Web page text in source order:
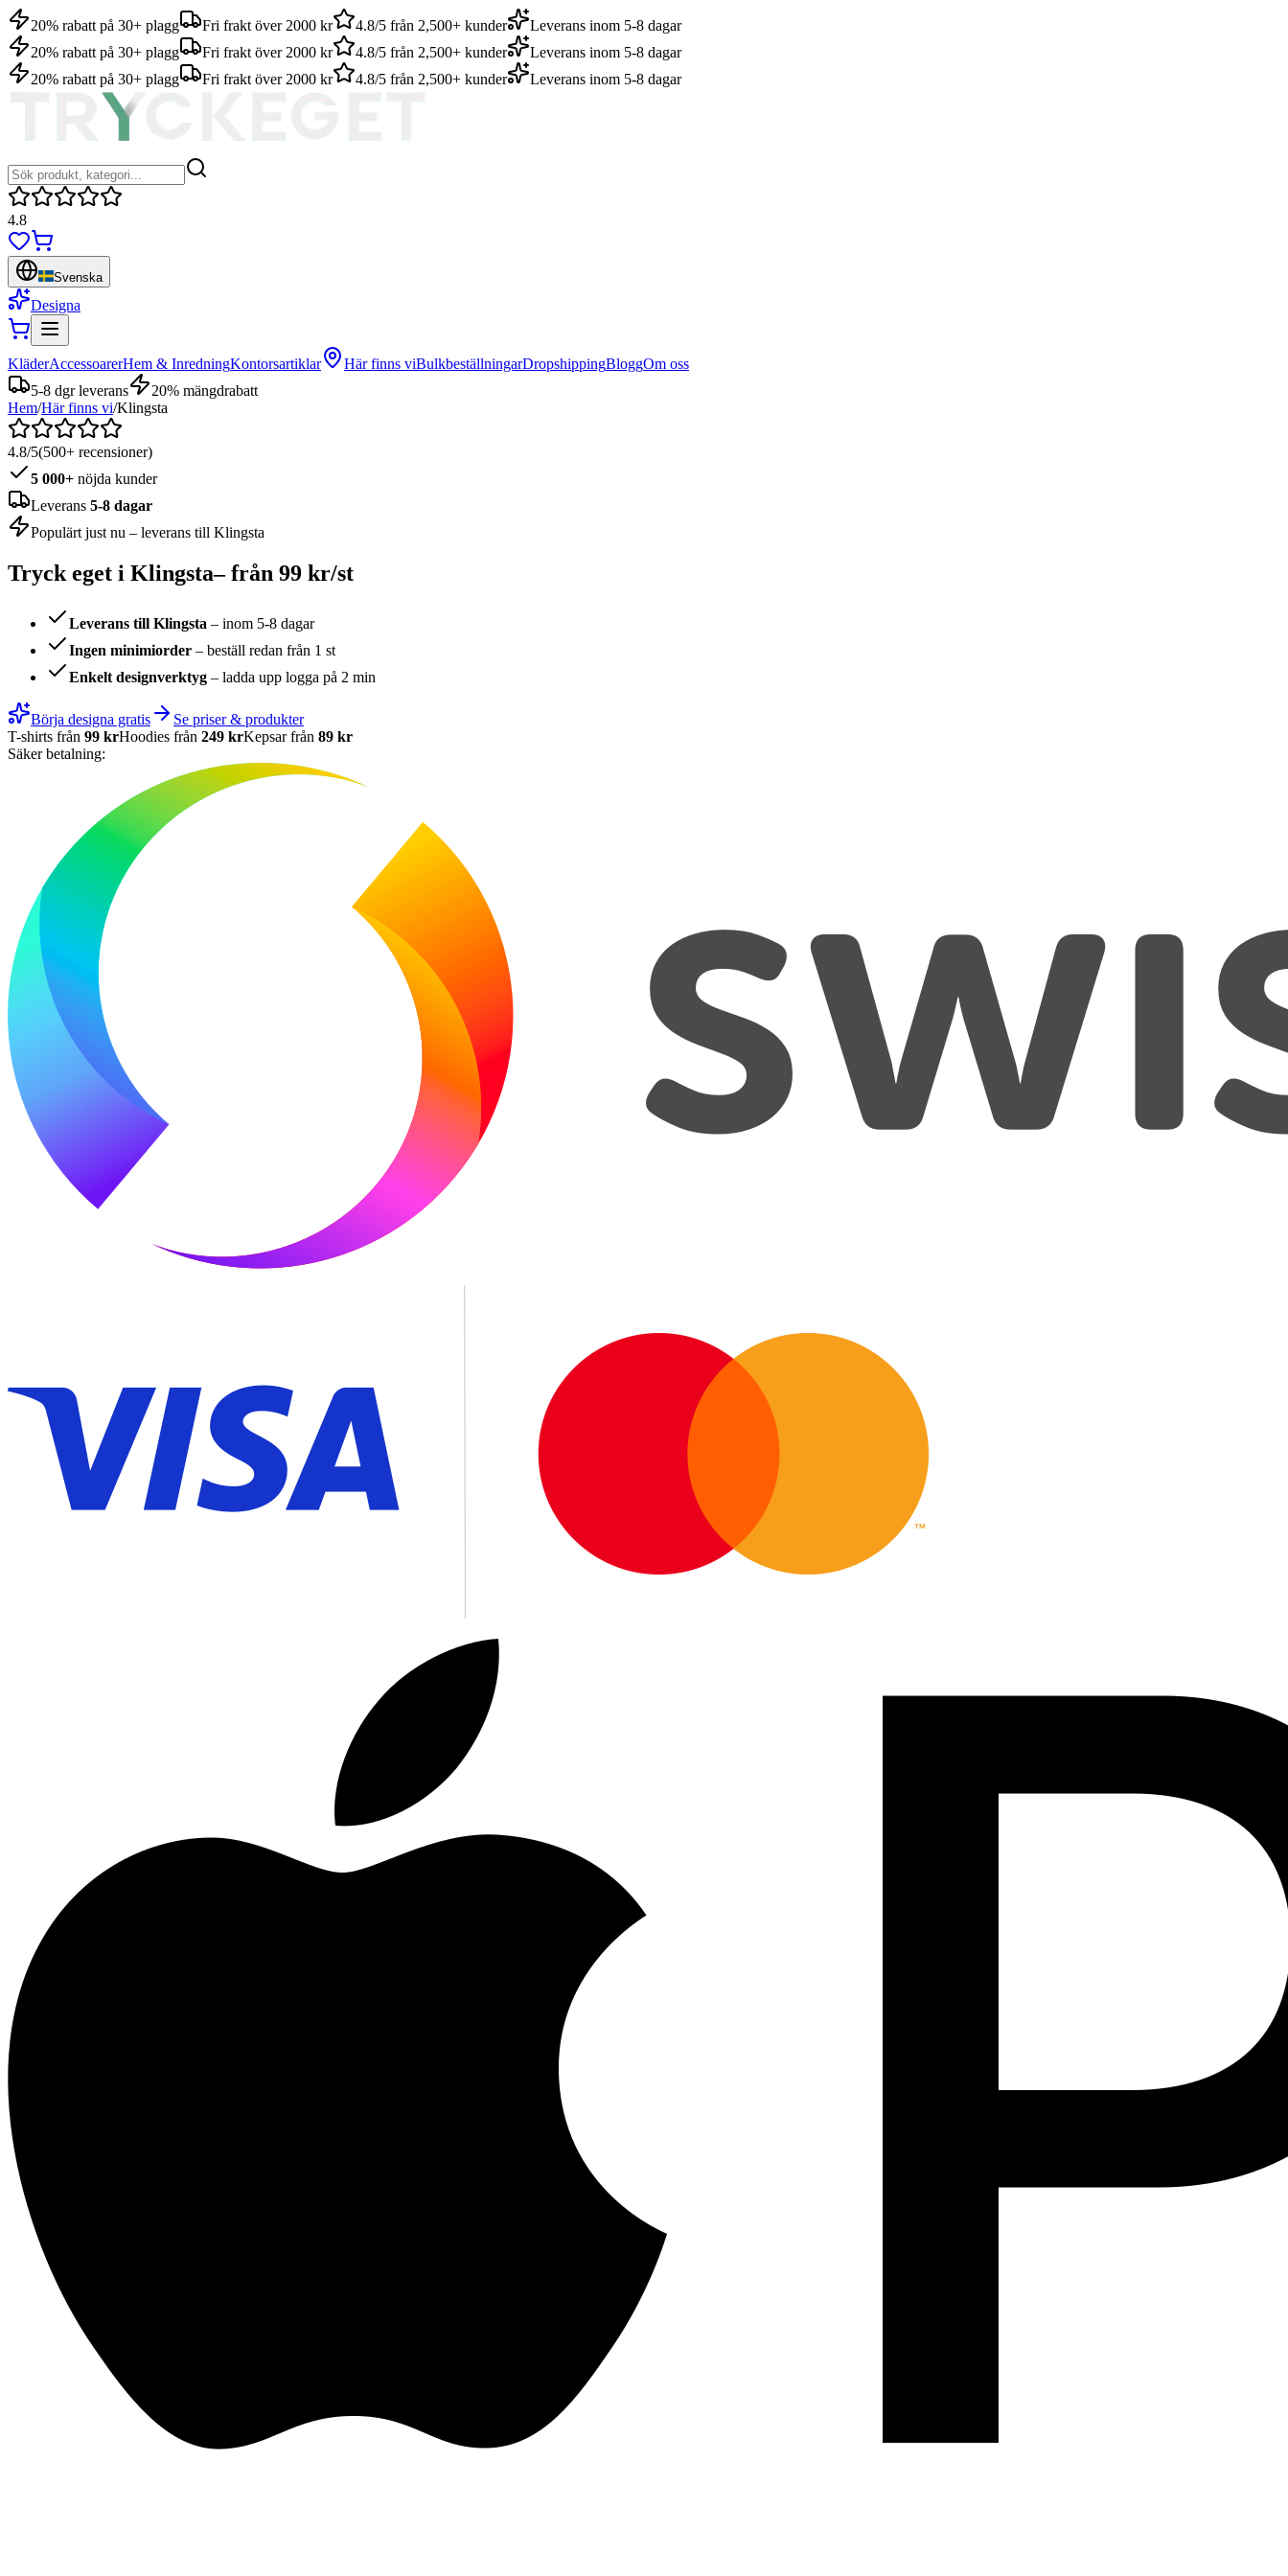
20% rabatt på 30+ plagg Fri frakt över 2000 kr 4.8/5 från 2,500+ kunder
Leverans inom 5-8 dagar
20% rabatt på 30+ plagg
Fri frakt över 2000 kr 4.8/5 från 2,500+ kunder
Leverans inom 5-8 dagar
20% rabatt på 30+ plagg
Fri frakt över 2000 kr 4.8/5 från 2,500+ kunder Leverans inom 5-8 dagar
4.8
Svenska
Designa
KläderAccessoarerHem & InredningKontorsartiklar Här finns viBulkbeställningarDropshippingBloggOm oss
5-8 dgr leverans
20% mängdrabatt
Hem/Här finns vi/Klingsta
4.8/5(500+ recensioner)
5 000+ nöjda kunder
Leverans 5-8 dagar
Populärt just nu – leverans till Klingsta
Tryck eget i Klingsta– från 99 kr/st
Leverans till Klingsta – inom 5-8 dagar
Ingen minimiorder – beställ redan från 1 st
Enkelt designverktyg – ladda upp logga på 2 min
Börja designa gratis
Se priser & produkter
T-shirts från 99 krHoodies från 249 krKepsar från 89 kr
Säker betalning: